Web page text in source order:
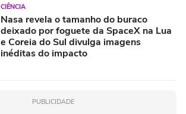
CIÊNCIA
Nasa revela o tamanho do buraco
deixado por foguete da SpaceX na Lua
e Coreia do Sul divulga imagens
inéditas do impacto
PUBLICIDADE